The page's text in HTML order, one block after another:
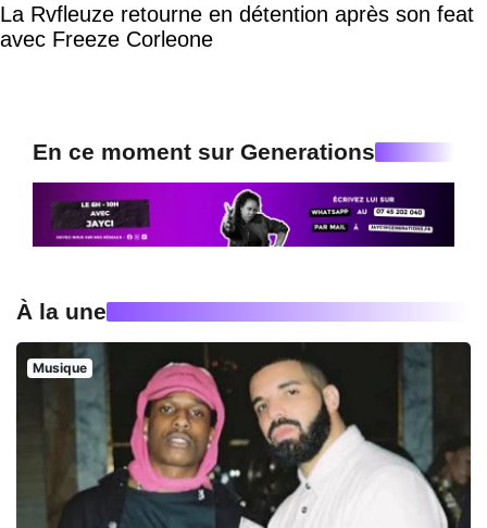
La Rvfleuze retourne en détention après son feat
avec Freeze Corleone
En ce moment sur Generations
À la une
Musique